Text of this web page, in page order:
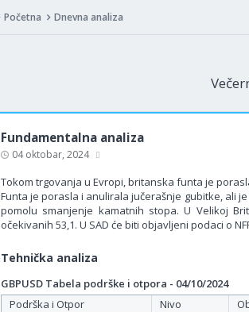
Početna Dnevna analiza
Fundamentalna analiza
04 oktobar, 2024
Tokom trgovanja u Evropi, britanska funta je
Funta je porasla i anulirala jučerašnje gubitke, ali
pomolu smanjenje kamatnih stopa. U Velikoj
očekivanih 53,1. U SAD će biti objavljeni podaci o
Tehnička analiza
GBPUSD Tabela podrške i otpora - 04/10/2024
Podrška i Otpor
Nivo